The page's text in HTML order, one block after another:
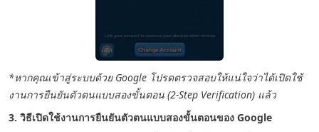
*หากคุณเข้าสู่ระบบด้วย Google โปรดตรวจสอบให้แน่ใจว่าได้เปิดใช้
งานการยืนยันตัวตนแบบสองขั้นตอน (2-Step Verification) แล้ว
3. วิธีเปิดใช้งานการยืนยันตัวตนแบบสองขั้นตอนของ Google